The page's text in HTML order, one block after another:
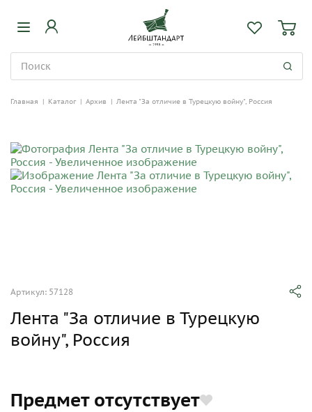
Главная | Каталог | Архив | Лента "За отличие в Турецкую войну", Россия
Артикул: 57128
Лента "За отличие в Турецкую
войну", Россия
Предмет отсутствует